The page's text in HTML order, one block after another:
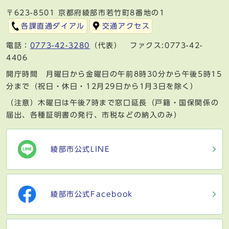
〒623-8501 京都府綾部市若竹町8番地の1
各課直通ダイアル
交通アクセス
電話： 0773-42-3280
（代表） ファクス:0773-42-
4406
開庁時間 月曜日から金曜日の午前8時30分から午後5時15
分まで（祝日・休日・12月29日から1月3日を除く）
（注意）木曜日は午後7時まで窓口延長（戸籍・国保関係の
届出、各種証明書の発行、市税などの納入のみ）
綾部市公式LINE
綾部市公式Facebook